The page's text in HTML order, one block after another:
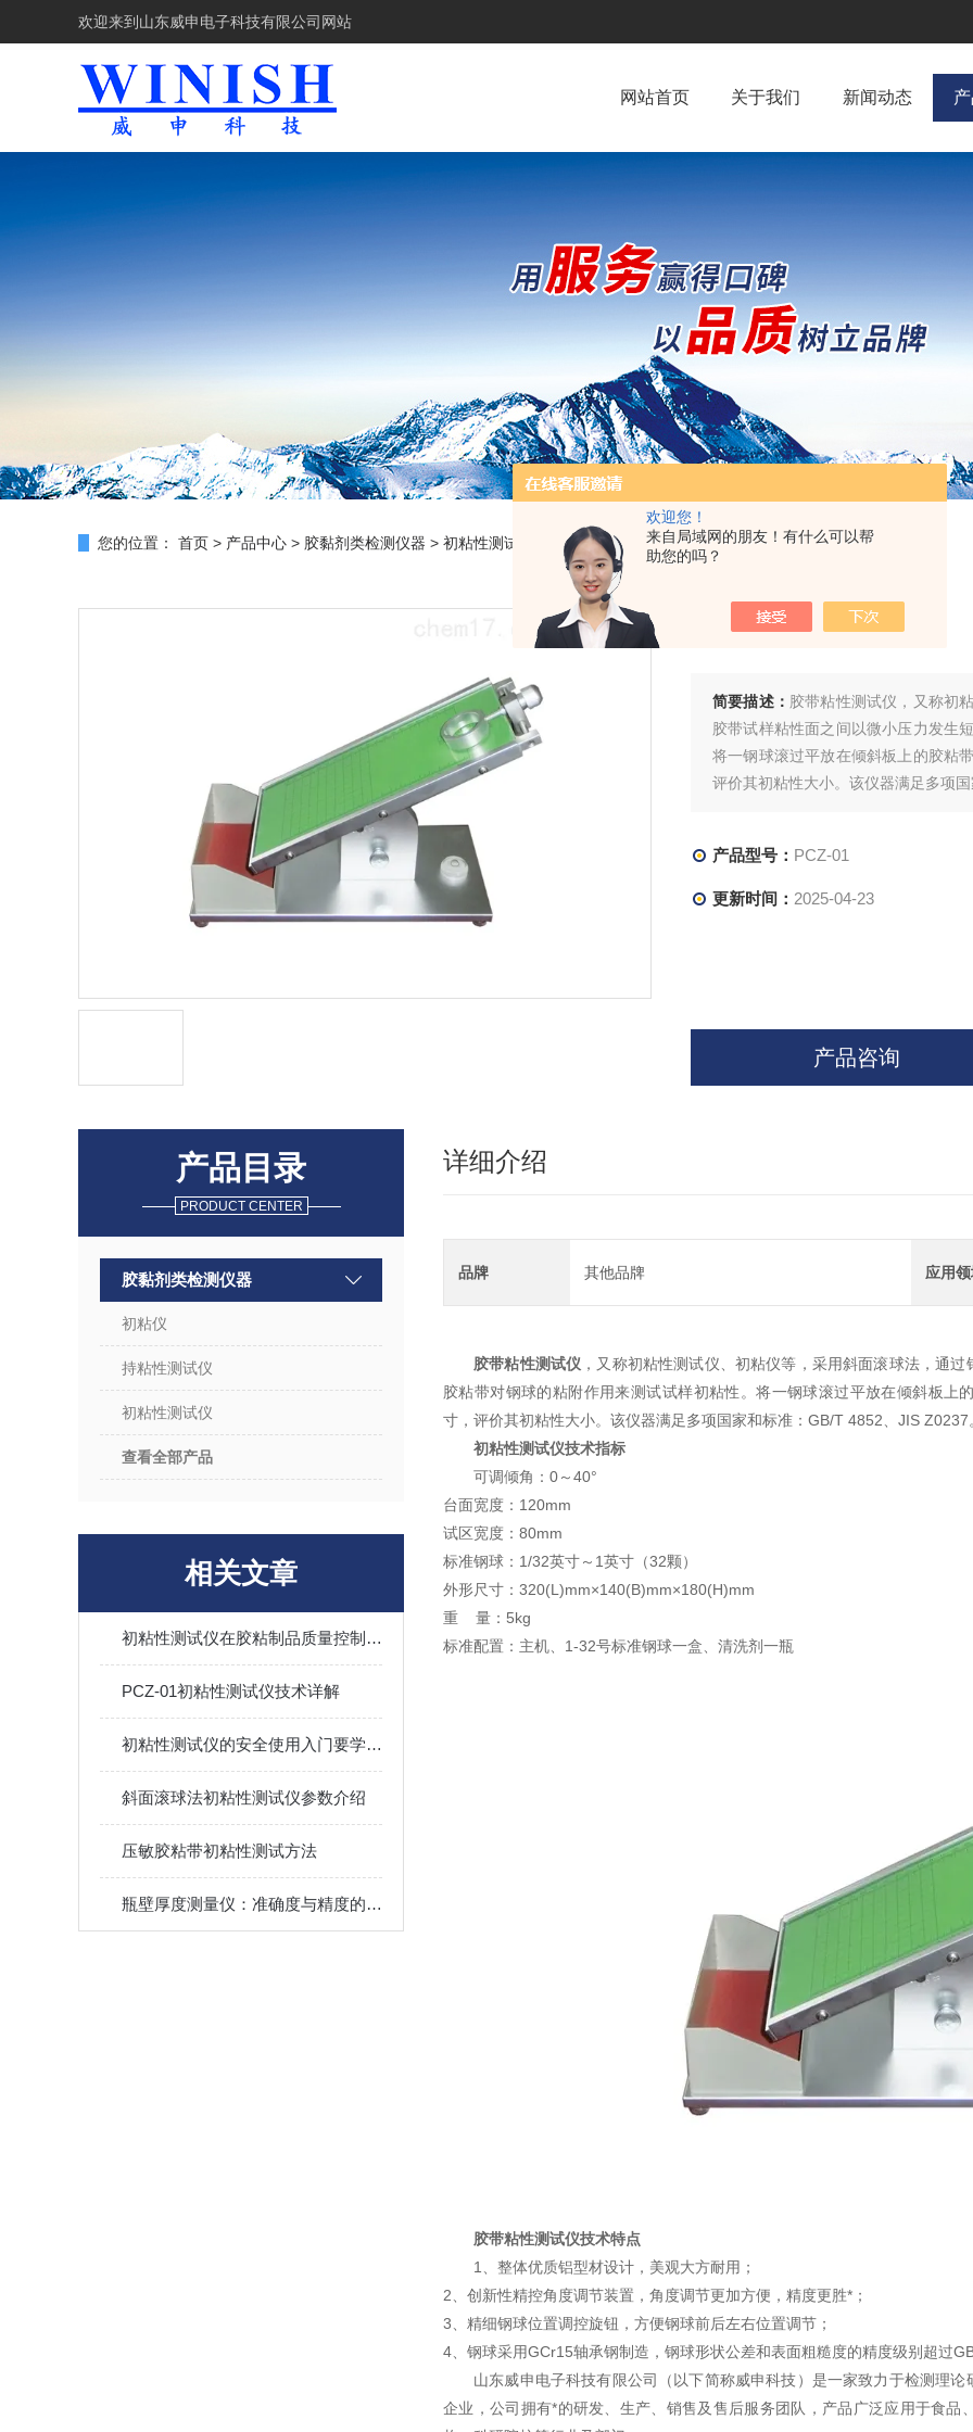
欢迎您！
来自局域网的朋友！有什么可以帮
助您的吗？
欢迎来到 山东威申电子科技有限公司网站
网站首页 关于我们 新闻动态
您的位置： 首页 > 产品中心 > 胶黏剂类检测仪器 > 初粘性测试仪 > PCZ-01胶带粘性测试仪
胶带粘性测试仪
简要描述： 胶带粘性测试仪，又称初
胶带试样粘性面之间以微小压力发生
将一钢球滚过平放在倾斜板上的胶粘
评价其初粘性大小。该仪器满足多项
产品型号： PCZ-01
更新时间： 2025-04-23
产品咨询
产品目录
PRODUCT CENTER
胶黏剂类检测仪器
初粘仪
持粘性测试仪
初粘性测试仪
查看全部产品
相关文章
初粘性测试仪在胶粘制品质量控制中的重要性
PCZ-01初粘性测试仪技术详解
初粘性测试仪的安全使用入门要学会！
斜面滚球法初粘性测试仪参数介绍
压敏胶粘带初粘性测试方法
瓶壁厚度测量仪：准确度与精度的重要性
详细介绍
品牌 其他品牌 应用
胶带粘性测试仪 ，又称初粘性测试仪、初粘仪等，采用斜面滚球法，通
胶粘带对钢球的粘附作用来测试试样初粘性。将一钢球滚过平放在倾斜板上
寸，评价其初粘性大小。该仪器满足多项国家和标准：GB/T 4852、JIS Z0237
初粘性测试仪技术指标
可调倾角：0～40°
台面宽度：120mm
试区宽度：80mm
标准钢球：1/32英寸～1英寸（32颗）
外形尺寸：320(L)mm×140(B)mm×180(H)mm
重 量：5kg
标准配置：主机、1-32号标准钢球一盒、清洗剂一瓶
胶带粘性测试仪技术特点
1、整体优质铝型材设计，美观大方耐用；
2、创新性精控角度调节装置，角度调节更加方便，精度更胜*；
3、精细钢球位置调控旋钮，方便钢球前后左右位置调节；
4、钢球采用GCr15轴承钢制造，钢球形状公差和表面粗糙度的精度级别超过
山东威申电子科技有限公司（以下简称威申科技）是一家致力于检测理
企业，公司拥有*的研发、生产、销售及售后服务团队，产品广泛应用于食